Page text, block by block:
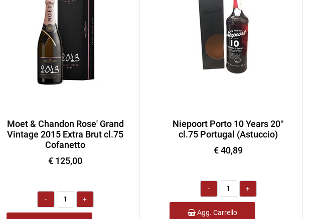
Moet & Chandon Rose' Grand
Vintage 2015 Extra Brut cl.75
Cofanetto
€ 125,00
Quantità
Niepoort Porto 10 Years 20°
cl.75 Portugal (Astuccio)
€ 40,89
Quantità
Agg. Carrello